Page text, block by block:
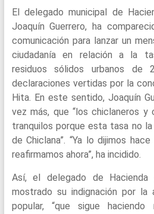
El delegado municipal de
Joaquín Guerrero, ha
comunicación para lanzar un
ciudadanía en relación a la
residuos sólidos urbanos de
declaraciones vertidas por la
Hita. En este sentido, Joaquín
vez más, que “los chiclaneros y
tranquilos porque esta tasa no
de Chiclana”. “Ya lo dijimos
reafirmamos ahora”, ha incidido.
Así, el delegado de
mostrado su indignación por
popular, “que sigue